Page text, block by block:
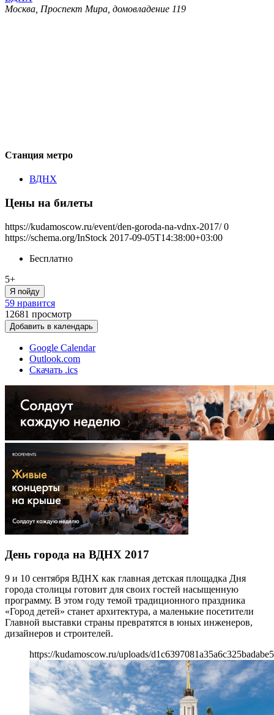
Москва, Проспект Мира, домовладение 119
Станция метро
ВДНХ
Цены на билеты
https://kudamoscow.ru/event/den-goroda-na-vdnx-2017/ 0
https://schema.org/InStock 2017-09-05T14:38:00+03:00
Бесплатно
5+
Я пойду
59 нравится
12681 просмотр
Добавить в календарь
Google Calendar
Outlook.com
Скачать .ics
День города на ВДНХ 2017
9 и 10 сентября ВДНХ как главная детская площадка Дня
города столицы готовит для своих гостей насыщенную
программу. В этом году темой традиционного праздника
«Город детей» станет архитектура, а маленькие посетители
Главной выставки страны превратятся в юных инженеров,
дизайнеров и строителей.
https://kudamoscow.ru/uploads/